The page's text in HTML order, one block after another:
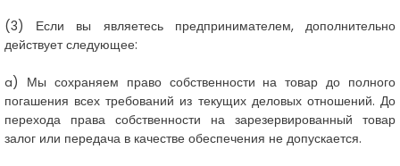
(3) Если вы являетесь предпринимателем, дополнительно
действует следующее:
a) Мы сохраняем право собственности на товар до полного
погашения всех требований из текущих деловых отношений. До
перехода права собственности на зарезервированный товар
залог или передача в качестве обеспечения не допускается.